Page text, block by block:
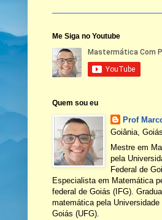
Me Siga no Youtube
Quem sou eu
Prof
Goiânia,
Mestre em
pela
Federal de
Especialista em Matemática
federal de Goiás (IFG).
matemática pela Universidade
Goiás (UFG).